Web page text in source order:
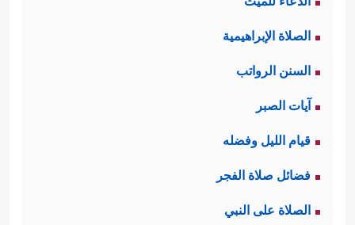
الصلاة الإبراهيمية
السنن الرواتب
آيات الصبر
قيام الليل وفضله
فضائل صلاة الفجر
الصلاة على النبي